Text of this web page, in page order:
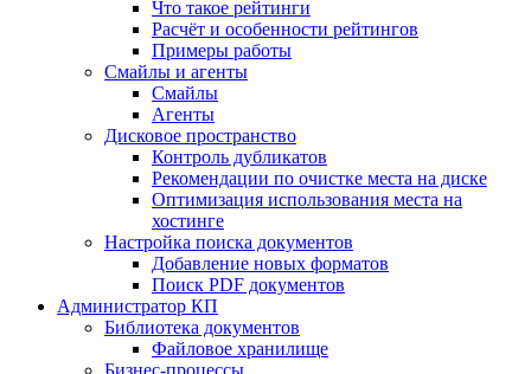
Что такое рейтинги
Расчёт и особенности рейтингов
Примеры работы
Смайлы и агенты
Смайлы
Агенты
Дисковое пространство
Контроль дубликатов
Рекомендации по очистке места на диске
Оптимизация использования места на
хостинге
Настройка поиска документов
Добавление новых форматов
Поиск PDF документов
Администратор КП
Библиотека документов
Файловое хранилище
Бизнес-процессы